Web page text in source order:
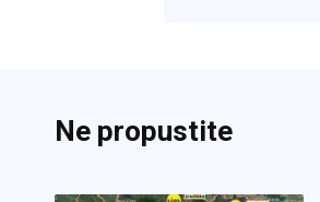
Ne propustite